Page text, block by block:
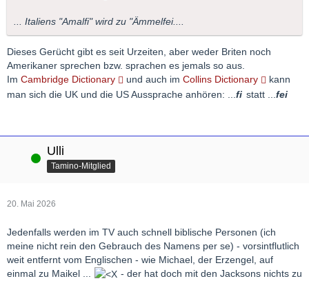
... Italiens "Amalfi" wird zu "Ämmelfei....
Dieses Gerücht gibt es seit Urzeiten, aber weder Briten noch
Amerikaner sprechen bzw. sprachen es jemals so aus.
Im Cambridge Dictionary und auch im Collins Dictionary
kann
man sich die UK und die US Aussprache anhören: ... fi statt ... fei
Online Ulli
Tamino-Mitglied
20. Mai 2026
Jedenfalls werden im TV auch schnell biblische Personen (ich
meine nicht rein den Gebrauch des Namens per se) - vorsintflutlich
weit entfernt vom Englischen - wie Michael, der Erzengel, auf
einmal zu Maikel ...
- der hat doch mit den Jacksons nichts zu